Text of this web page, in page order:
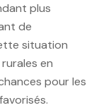
plus
de
situation
en
pour les